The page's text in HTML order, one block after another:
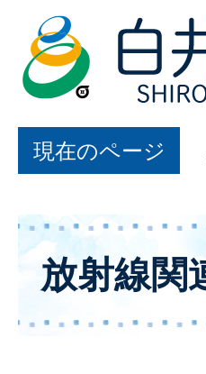
現在のページ
放射線関